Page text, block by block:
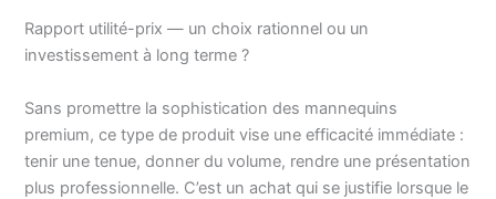
Rapport utilité-prix — un choix rationnel ou un
investissement à long terme ?
Sans promettre la sophistication des mannequins
premium, ce type de produit vise une efficacité immédiate :
tenir une tenue, donner du volume, rendre une présentation
plus professionnelle. C’est un achat qui se justifie lorsque le